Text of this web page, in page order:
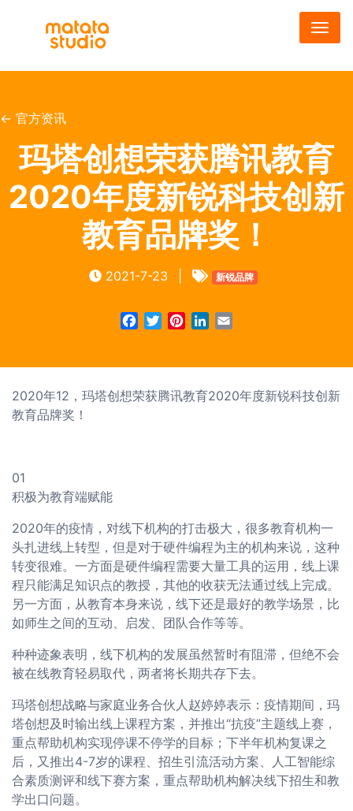
主
← 官方资讯
玛塔创想荣获腾讯教育
2020年度新锐科技创新
教育品牌奖！
2021-7-23 新锐品牌
Facebook
TwitterPinterestLinkedIn
2020年12，玛塔创想荣获腾讯教育2020年度新锐科技创新
教育品牌奖！
01
积极为教育端赋能
2020年的疫情，对线下机构的打击极大，很多教育机构一
头扎进线上转型，但是对于硬件编程为主的机构来说，这种
转变很难。一方面是硬件编程需要大量工具的运用，线上课
程只能满足知识点的教授，其他的收获无法通过线上完成。
另一方面，从教育本身来说，线下还是最好的教学场景，比
如师生之间的互动、启发、团队合作等等。
种种迹象表明，线下机构的发展虽然暂时有阻滞，但绝不会
被在线教育轻易取代，两者将长期共存下去。
玛塔创想战略与家庭业务合伙人赵婷婷表示：疫情期间，玛
塔创想及时输出线上课程方案，并推出“抗疫”主题线上赛，
重点帮助机构实现停课不停学的目标；下半年机构复课之
后，又推出4-7岁的课程、招生引流活动方案、人工智能综
合素质测评和线下赛方案，重点帮助机构解决线下招生和教
学出口问题。